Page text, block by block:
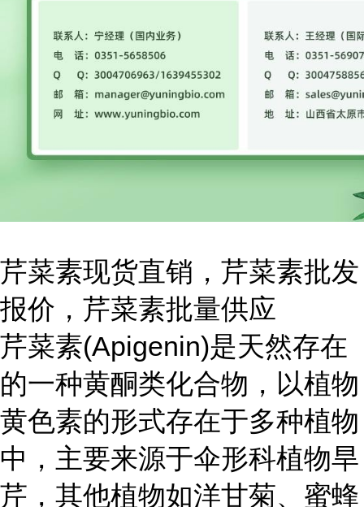
芹菜素现货直销，芹菜素批发
报价，芹菜素批量供应
芹菜素(Apigenin)是天然存在
的一种黄酮类化合物，以植物
黄色素的形式存在于多种植物
中，主要来源于伞形科植物旱
芹，其他植物如洋甘菊、蜜蜂